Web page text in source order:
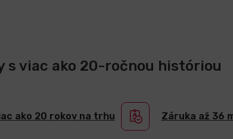
s viac ako 20-ročnou históriou
ako 20 rokov na trhu Záruka až 36